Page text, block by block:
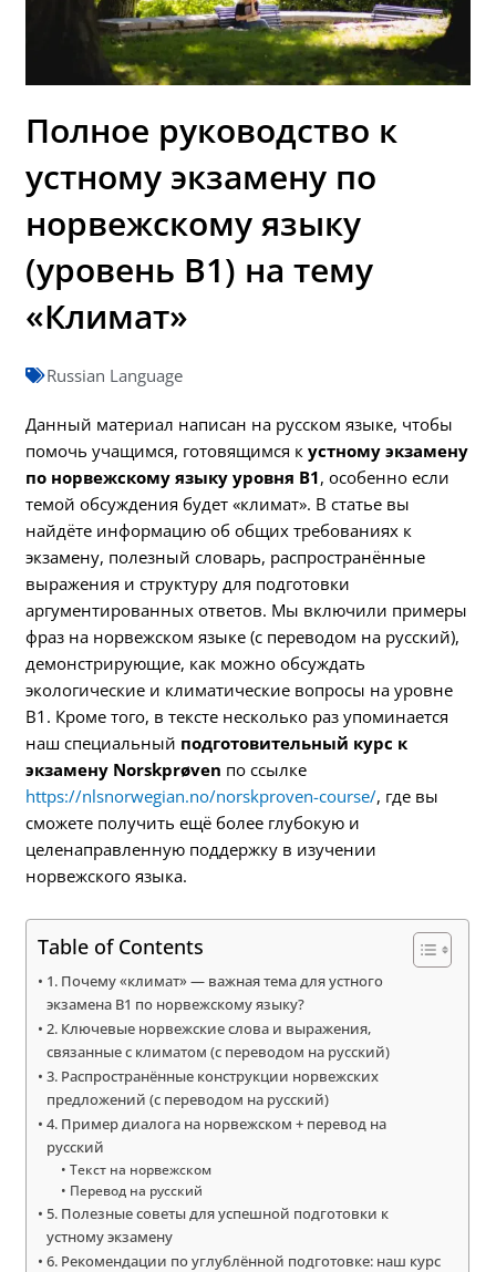
Полное руководство к
устному экзамену по
норвежскому языку
(уровень B1) на тему
«Климат»
Russian Language
Данный материал написан на русском языке, чтобы
помочь учащимся, готовящимся кустному экзамену
по норвежскому языку уровня B1, особенно если
темой обсуждения будет «климат». В статье вы
найдёте информацию об общих требованиях к
экзамену, полезный словарь, распространённые
выражения и структуру для подготовки
аргументированных ответов. Мы включили примеры
фраз на норвежском языке (с переводом на русский),
демонстрирующие, как можно обсуждать
экологические и климатические вопросы на уровне
B1. Кроме того, в тексте несколько раз упоминается
наш специальный подготовительный курс к
экзамену Norskprøven по ссылке
https://nlsnorwegian.no/norskproven-course/, где вы
сможете получить ещё более глубокую и
целенаправленную поддержку в изучении
норвежского языка.
Table of Contents
1. Почему «климат» — важная тема для устного
экзамена B1 по норвежскому языку?
2. Ключевые норвежские слова и выражения,
связанные с климатом (с переводом на русский)
3. Распространённые конструкции норвежских
предложений (с переводом на русский)
4. Пример диалога на норвежском + перевод на
русский
Текст на норвежском
Перевод на русский
5. Полезные советы для успешной подготовки к
устному экзамену
6. Рекомендации по углублённой подготовке: наш курс